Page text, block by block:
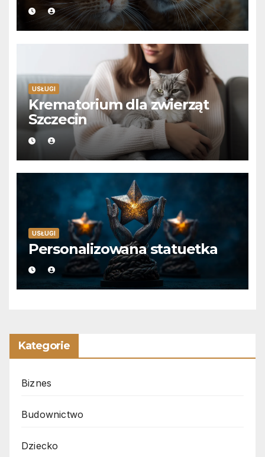
USŁUGI
Krematorium dla zwierząt
Szczecin
USŁUGI
Personalizowana statuetka
Kategorie
Biznes
Budownictwo
Dziecko